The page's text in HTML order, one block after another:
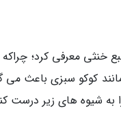
خنثی معرفی کرد؛
کوکو سبزی باعث می
به شیوه های زیر درست